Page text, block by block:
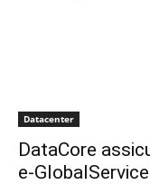
Datacenter
DataCore
e-GlobalService